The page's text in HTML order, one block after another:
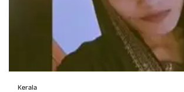
Kerala